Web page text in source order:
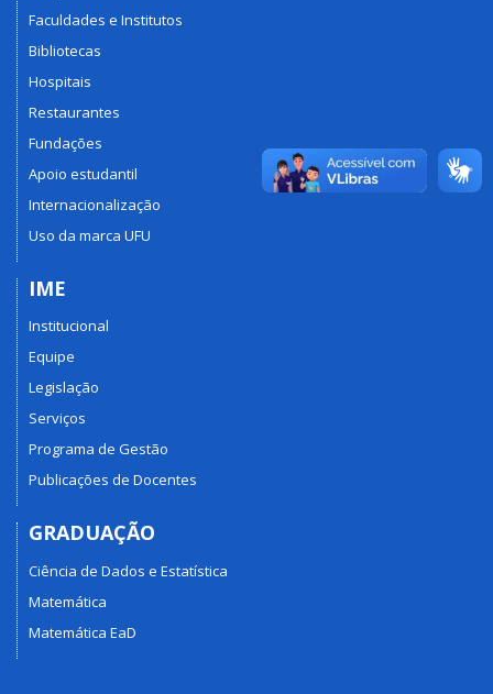
Faculdades e Institutos
Bibliotecas
Hospitais
Restaurantes
Fundações
Apoio estudantil
Internacionalização
Uso da marca UFU
IME
Institucional
Equipe
Legislação
Serviços
Programa de Gestão
Publicações de Docentes
GRADUAÇÃO
Ciência de Dados e Estatística
Matemática
Matemática EaD